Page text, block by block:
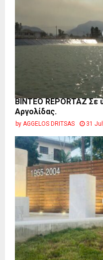
BINTEO REPORTAZ
Αργολίδας.
by AGGELOS DRITSAS 31